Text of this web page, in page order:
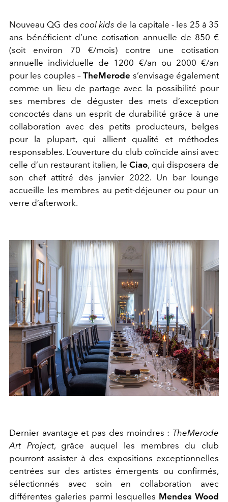
Nouveau QG des cool kids de la capitale - les 25 à 35
ans bénéficient d’une cotisation annuelle de 850 €
(soit environ 70 €/mois) contre une cotisation
annuelle individuelle de 1200 €/an ou 2000 €/an
pour les couples –TheMerode s’envisage également
comme un lieu de partage avec la possibilité pour
ses membres de déguster des mets d’exception
concoctés dans un esprit de durabilité grâce à une
collaboration avec des petits producteurs, belges
pour la plupart, qui allient qualité et méthodes
responsables. L’ouverture du club coïncide ainsi avec
celle d’un restaurant italien, leCiao, qui disposera de
son chef attitré dès janvier 2022. Un bar lounge
accueille les membres au petit-déjeuner ou pour un
verre d’afterwork.
Dernier avantage et pas des moindres : TheMerode
Art Project, grâce auquel les membres du club
pourront assister à des expositions exceptionnelles
centrées sur des artistes émergents ou confirmés,
sélectionnés avec soin en collaboration avec
différentes galeries parmi lesquelles Mendes Wood